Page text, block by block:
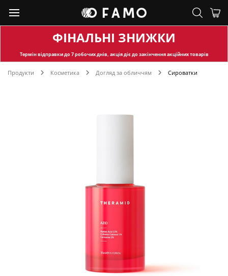
ФІНАЛЬНІ ЗНИЖКИ
Термін відправкидо 7 робочих днів, акція діє до закінчення акційних товарів
Продукти Косметика Догляд за обличчям Сироватки